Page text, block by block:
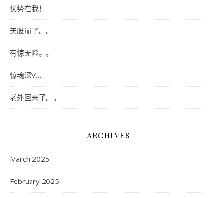
优势在我！
美股崩了。。
有惊无险。。
惊魂深V…
老外回来了。。
ARCHIVES
March 2025
February 2025